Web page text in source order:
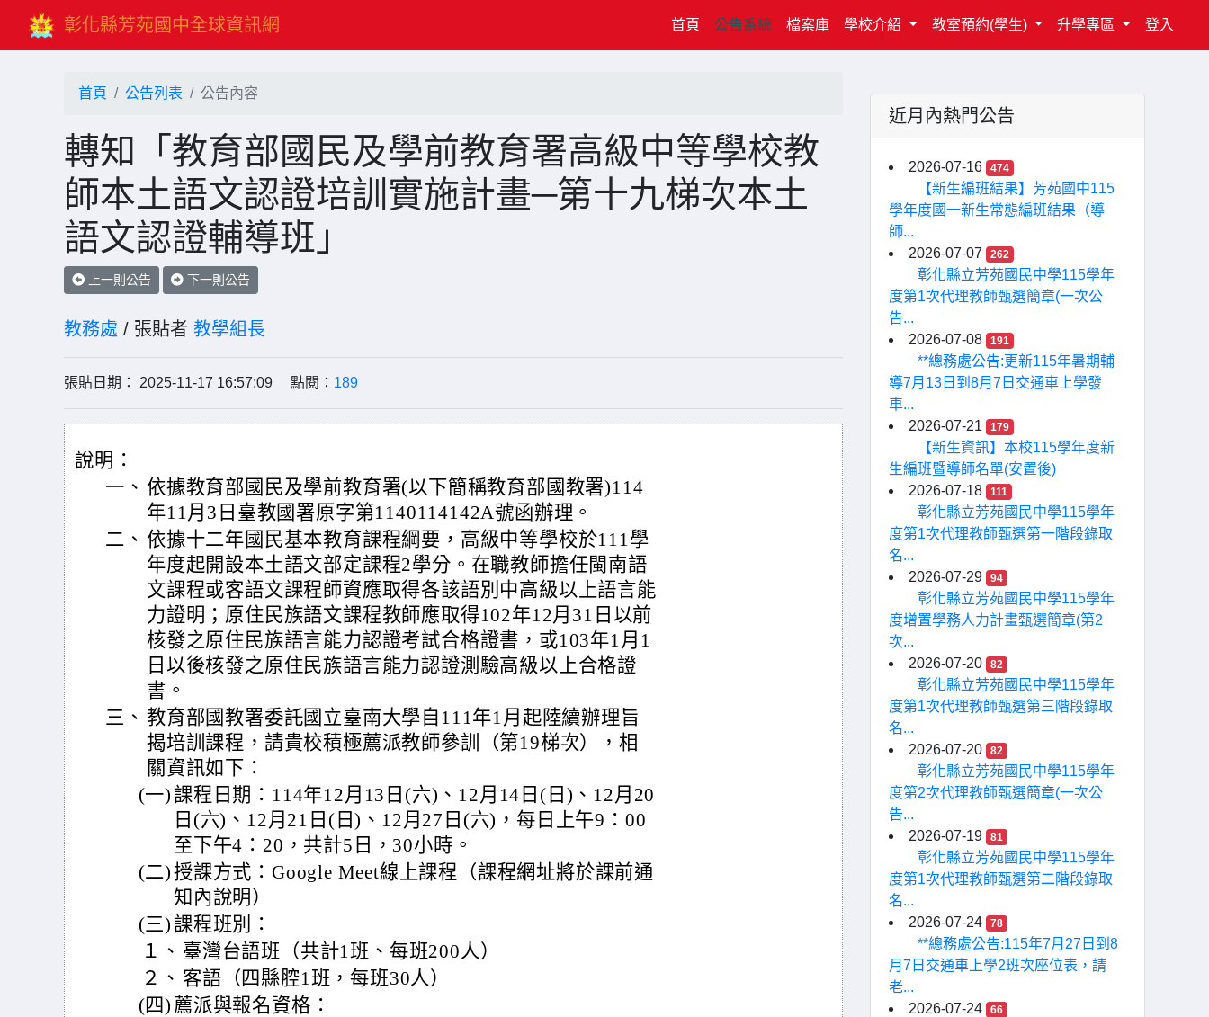
彰化縣芳苑國中全球資訊網 首頁(current)
公告系統 檔案庫 學校介紹 教室預約(學生) 升學專區 登入
首頁 公告列表 公告內容
轉知「教育部國民及學前教育署高級中等學校教
師本土語文認證培訓實施計畫─第十九梯次本土
語文認證輔導班」
上一則公告 下一則公告
教務處 / 張貼者 教學組長
張貼日期： 2025-11-17 16:57:09 點閱： 189
說明：
一、 依據教育部國民及學前教育署(以下簡稱教育部國教署)114
年11月3日臺教國署原字第1140114142A號函辦理。
二、 依據十二年國民基本教育課程綱要，高級中等學校於111學
年度起開設本土語文部定課程2學分。在職教師擔任閩南語
文課程或客語文課程師資應取得各該語別中高級以上語言能
力證明；原住民族語文課程教師應取得102年12月31日以前
核發之原住民族語言能力認證考試合格證書，或103年1月1
日以後核發之原住民族語言能力認證測驗高級以上合格證
書。
三、 教育部國教署委託國立臺南大學自111年1月起陸續辦理旨
揭培訓課程，請貴校積極薦派教師參訓（第19梯次），相
關資訊如下：
(一)課程日期：114年12月13日(六)、12月14日(日)、12月20
日(六)、12月21日(日)、12月27日(六)，每日上午9：00
至下午4：20，共計5日，30小時。
(二)授課方式：Google Meet線上課程（課程網址將於課前通
知內說明）
(三)課程班別：
１、 臺灣台語班（共計1班、每班200人）
２、 客語（四縣腔1班，每班30人）
(四) 薦派與報名資格：
近月內熱門公告
2026-07-16 474
【新生編班結果】芳苑國中115
學年度國一新生常態編班結果（導
師...
2026-07-07
262
彰化縣立芳苑國民中學115學年
度第1次代理教師甄選簡章(一次公
告...
2026-07-08
191
**總務處公告:更新115年暑期輔
導7月13日到8月7日交通車上學發
車...
2026-07-21
179
【新生資訊】本校115學年度新
生編班暨導師名單(安置後)
2026-07-18
111
彰化縣立芳苑國民中學115學年
度第1次代理教師甄選第一階段錄取
名...
2026-07-29
94
彰化縣立芳苑國民中學115學年
度增置學務人力計畫甄選簡章(第2
次...
2026-07-20
82
彰化縣立芳苑國民中學115學年
度第1次代理教師甄選第三階段錄取
名...
2026-07-20
82
彰化縣立芳苑國民中學115學年
度第2次代理教師甄選簡章(一次公
告...
2026-07-19
81
彰化縣立芳苑國民中學115學年
度第1次代理教師甄選第二階段錄取
名...
2026-07-24
78
**總務處公告:115年7月27日到8
月7日交通車上學2班次座位表，請
老...
2026-07-24
66